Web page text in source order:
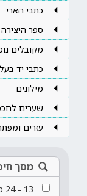
כתבי הארי
ספר היצירה
מקובלים
כתבי יד
מילונים
שערים
עזרים
מסך
13
-
24